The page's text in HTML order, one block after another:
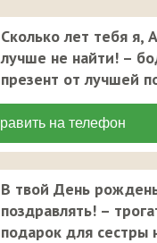
Сколько лет тебя я,
лучше не найти! –
презент от лучшей
В твой День
поздравлять! –
подарок для